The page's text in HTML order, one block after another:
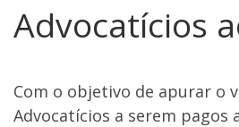
Advocatícios
Com o objetivo de apurar o
Advocatícios a serem pagos